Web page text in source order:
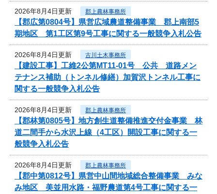
2026年8月4日更新 郡上農林事務所
【郡広第0804号】県営広域農道整備事業 郡上南部5
期地区 第1工区第9号工事に関する一般競争入札公告
2026年8月4日更新 古川土木事務所
【建設工事】工維2公第MT11-01号 公共 道路メン
テナンス補助（トンネル修繕）加賀沢トンネル工事に
関する一般競争入札公告
2026年8月4日更新 郡上農林事務所
【郡林第0805号】地方創生道整備推進交付金事業 林
道二間手から水沢上線（4工区）開設工事に関する一
般競争入札公告
2026年8月4日更新 郡上農林事務所
【郡中第0812号】県営中山間地域総合整備事業 みな
み地区 美並用水路・福野農道第4号工事に関する一